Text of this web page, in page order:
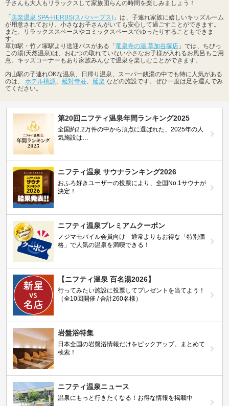
子さんも大人もリラックスして家族団らんの時間を楽しみましょう！
「美楽温泉 SPA-HERBS(スパハーブス) 」は、子連れ家族に嬉しいキッズルーム
が用意されており、小さなお子さんがいても安心して過ごすことができます。
また、リラックススペースやコミックスペースでゆったりすることもできま
す。
草加駅・竹ノ塚駅より送迎バスがある「竜泉寺の湯 草加谷塚店 」では、ちびっ
この湯(天然温泉)は、おむつの取れていない小さなお子様が入れるお風呂もご用
意。キッズコーナーもあり家族みんなで温泉を楽しむことができます。
内山駅の子連れOKな温泉、日帰り温泉、スーパー銭湯の中でも特に人気がある
のは、 ホテル桃源 延対寺荘 延楽 などの施設です。ぜひ一度は足を運んでみ
てください。
第20回ニフティ温泉年間ランキング2025
全国約2.2万件の中から頂点に選ばれた、2025年の人
気施設は…
ニフティ温泉 サウナランキング2026
おふろ好きユーザーの投票により、全国No.1サウナが
決定！
ニフティ温泉プレミアムクーポン
ノジマモバイル会員向け 通常よりもお得な「特別価
格」で人気の温泉を満喫できる！
【ニフティ温泉 百名湯2026】
行ってみたい施設に投票してプレゼントを当てよう！
（全10回開催 / 合計260名様）
岩盤浴特集
日本全国の岩盤浴情報だけをピックアップ。まとめて
検索！
ニフティ温泉ニュース
温泉にもっと行きたくなる！お得な情報を掲載中